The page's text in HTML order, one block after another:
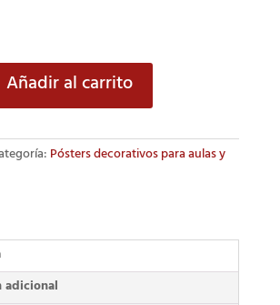
Añadir al carrito
Pósters decorativos para aulas y
adicional